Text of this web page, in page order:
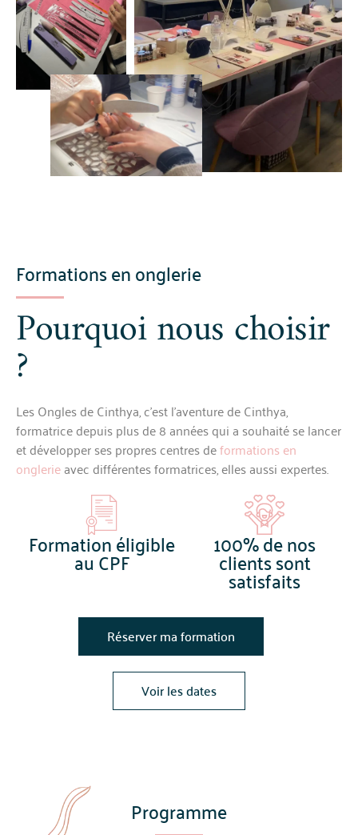
Formations en onglerie
Pourquoi nous choisir
?
Les Ongles de Cinthya, c’est l’aventure de Cinthya,
formatrice depuis plus de 8 années qui a souhaité se lancer
et développer ses propres centres deformations en
onglerieavec différentes formatrices, elles aussi expertes.
Formation éligible
au CPF
100% de nos
clients sont
satisfaits
Réserver ma formation
Voir les dates
Programme